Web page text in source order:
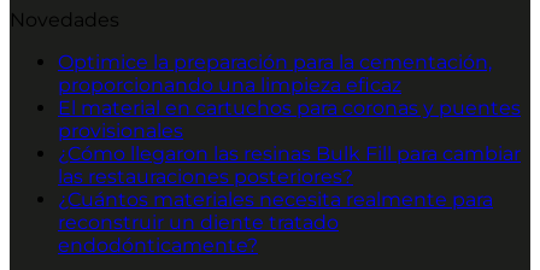
Novedades
Optimice la preparación para la cementación,
proporcionando una limpieza eficaz
El material en cartuchos para coronas y puentes
provisionales
¿Cómo llegaron las resinas Bulk Fill para cambiar
las restauraciones posteriores?
¿Cuántos materiales necesita realmente para
reconstruir un diente tratado
endodónticamente?